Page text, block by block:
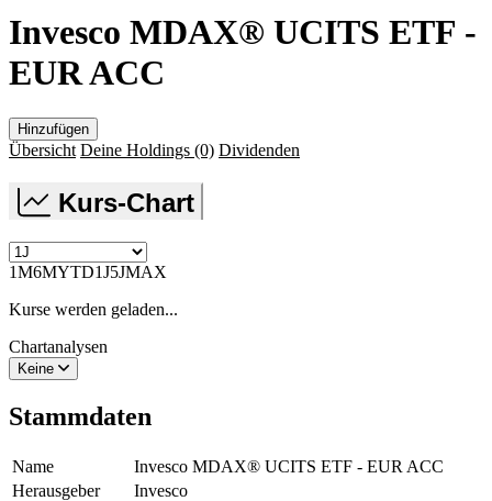
Invesco MDAX® UCITS ETF -
EUR ACC
Hinzufügen
Übersicht Deine Holdings (0) Dividenden
Kurs-Chart
1M6MYTD1J5JMAX
Kurse werden geladen...
Chartanalysen
Keine
Stammdaten
Name
Invesco MDAX® UCITS ETF - EUR ACC
Herausgeber
Invesco